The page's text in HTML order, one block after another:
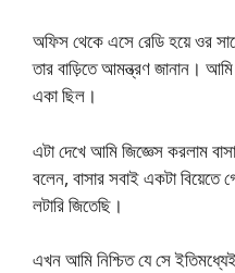
অফিস থেকে এসে রেডি হয়ে ওর
তার বাড়িতে আমন্ত্রণ জানান।
একা ছিল।
এটা দেখে আমি জিজ্ঞেস করলাম
বলেন, বাসার সবাই একটা
লটারি জিতেছি।
এখন আমি নিশ্চিত যে সে